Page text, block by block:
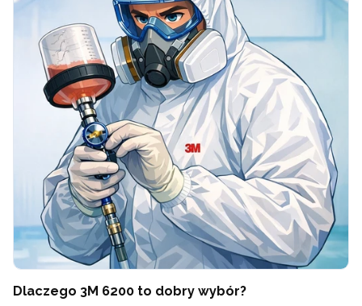
Dlaczego 3M 6200 to dobry wybór?